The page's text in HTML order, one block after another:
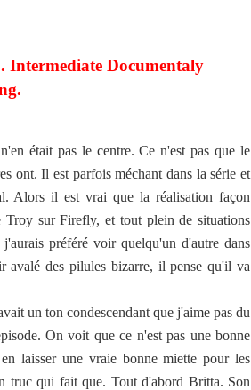
Intermediate Documentaly
était pas le centre. Ce n'est pas que le
ont. Il est parfois méchant dans la série et
Alors il est vrai que la réalisation façon
Troy sur Firefly, et tout plein de situations
préféré voir quelqu'un d'autre dans
avalé des pilules bizarre, il pense qu'il va
un ton condescendant que j'aime pas du
On voit que ce n'est pas une bonne
laisser une vraie bonne miette pour les
truc qui fait que. Tout d'abord Britta. Son